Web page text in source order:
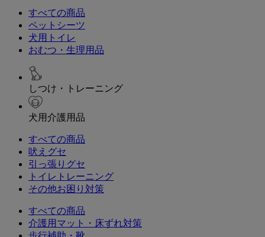
すべての商品
ペットシーツ
犬用トイレ
おむつ・生理用品
しつけ・トレーニング
犬用介護用品
すべての商品
吠えグセ
引っ張りグセ
トイレトレーニング
その他お困り対策
すべての商品
介護用マット・床ずれ対策